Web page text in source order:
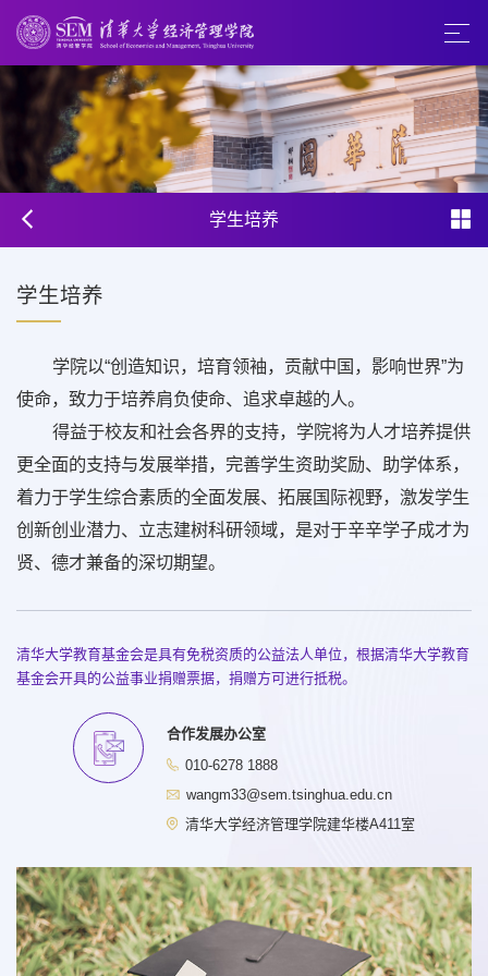
学生培养
学生培养
学院以“创造知识，培育领袖，贡献中国，影响世界”为
使命，致力于培养肩负使命、追求卓越的人。
得益于校友和社会各界的支持，学院将为人才培养提供
更全面的支持与发展举措，完善学生资助奖励、助学体系，
着力于学生综合素质的全面发展、拓展国际视野，激发学生
创新创业潜力、立志建树科研领域，是对于辛辛学子成才为
贤、德才兼备的深切期望。
清华大学教育基金会是具有免税资质的公益法人单位，根据清华大学教育
基金会开具的公益事业捐赠票据，捐赠方可进行抵税。
合作发展办公室
010-6278 1888
wangm33@sem.tsinghua.edu.cn
清华大学经济管理学院建华楼A411室